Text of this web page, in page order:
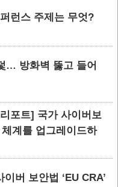
런스 주제는 무엇?
… 방화벽 뚫고 들어
포트] 국가 사이버보
계를 업그레이드하
버 보안법 ‘EU CRA’